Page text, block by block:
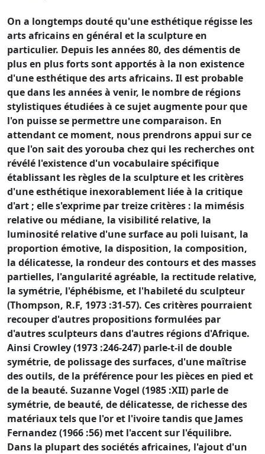
On a longtemps douté qu'une esthétique régisse les
arts africains en général et la sculpture en
particulier. Depuis les années 80, des démentis de
plus en plus forts sont apportés à la non existence
d'une esthétique des arts africains. Il est probable
que dans les années à venir, le nombre de régions
stylistiques étudiées à ce sujet augmente pour que
l'on puisse se permettre une comparaison. En
attendant ce moment, nous prendrons appui sur ce
que l'on sait des yorouba chez qui les recherches ont
révélé l'existence d'un vocabulaire spécifique
établissant les règles de la sculpture et les critères
d'une esthétique inexorablement liée à la critique
d'art ; elle s'exprime par treize critères : la mimésis
relative ou médiane, la visibilité relative, la
luminosité relative d'une surface au poli luisant, la
proportion émotive, la disposition, la composition,
la délicatesse, la rondeur des contours et des masses
partielles, l'angularité agréable, la rectitude relative,
la symétrie, l'éphébisme, et l'habileté du sculpteur
(Thompson, R.F, 1973 :31-57). Ces critères pourraient
recouper d'autres propositions formulées par
d'autres sculpteurs dans d'autres régions d'Afrique.
Ainsi Crowley (1973 :246-247) parle-t-il de double
symétrie, de polissage des surfaces, d'une maîtrise
des outils, de la préférence pour les pièces en pied et
de la beauté. Suzanne Vogel (1985 :XII) parle de
symétrie, de beauté, de délicatesse, de richesse des
matériaux tels que l'or et l'ivoire tandis que James
Fernandez (1966 :56) met l'accent sur l'équilibre.
Dans la plupart des sociétés africaines, l'ajout d'un